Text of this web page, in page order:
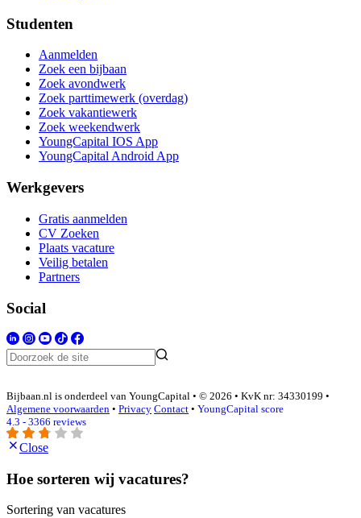
Studenten
Aanmelden
Zoek een bijbaan
Zoek avondwerk
Zoek parttimewerk (overdag)
Zoek vakantiewerk
Zoek weekendwerk
YoungCapital IOS App
YoungCapital Android App
Werkgevers
Gratis aanmelden
CV Zoeken
Plaats vacature
Veilig betalen
Partners
Social
Bijbaan.nl is onderdeel van YoungCapital • © 2026 • KvK nr: 34330199 •
Algemene voorwaarden • Privacy Contact • YoungCapital score
4.3 - 3366 reviews
Close
Hoe sorteren wij vacatures?
Sortering van vacatures